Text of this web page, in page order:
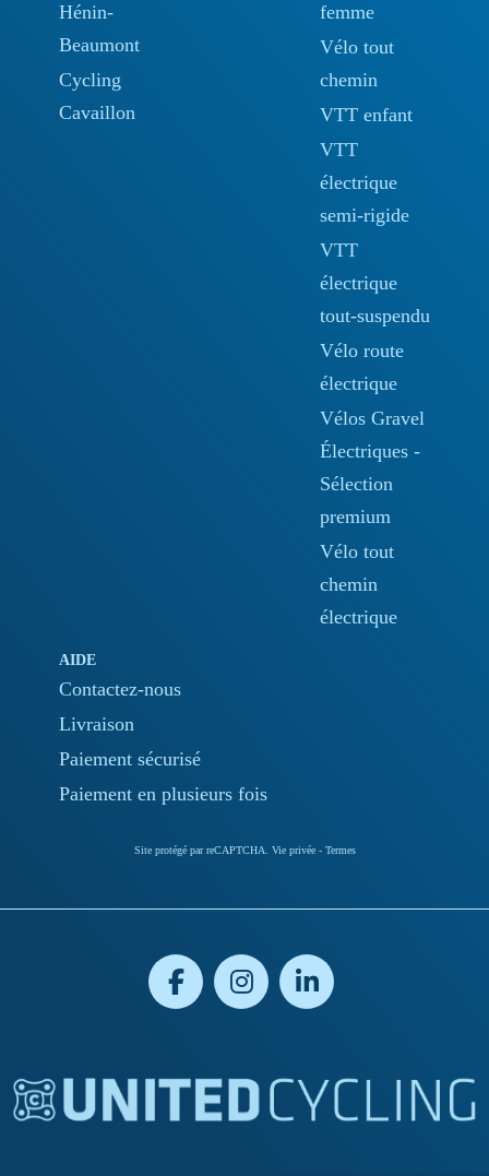
Hénin-
Beaumont
Cycling
Cavaillon
femme
Vélo tout
chemin
VTT enfant
VTT
électrique
semi-rigide
VTT
électrique
tout-suspendu
Vélo route
électrique
Vélos Gravel
Électriques -
Sélection
premium
Vélo tout
chemin
électrique
AIDE
Contactez-nous
Livraison
Paiement sécurisé
Paiement en plusieurs fois
Site protégé par reCAPTCHA. Vie privée- Termes